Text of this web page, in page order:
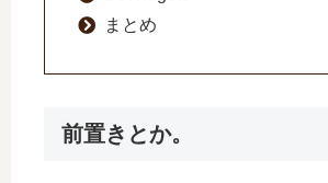
まとめ
前置きとか。